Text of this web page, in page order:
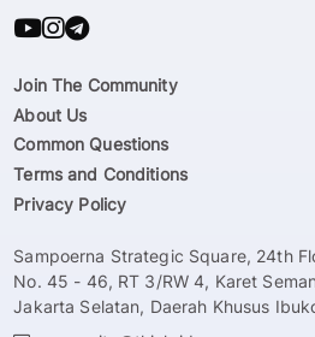
Join The Community
About Us
Common Questions
Terms and Conditions
Privacy Policy
Sampoerna Strategic Square, 24th
No. 45 - 46, RT 3/RW 4, Karet
Jakarta Selatan, Daerah Khusus